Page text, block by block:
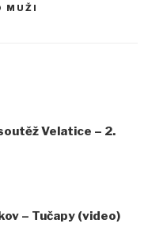
MUŽI
Velatice – 2.
– Tučapy (video)